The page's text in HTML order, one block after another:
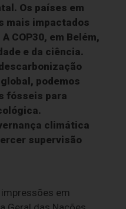
Os países em
mais impactados
COP30, em Belém,
e da ciência.
podemos
fósseis para
climática
supervisão
em